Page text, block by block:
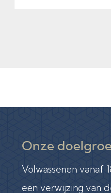
Onze
Volwassenen vanaf
een verwijzing van